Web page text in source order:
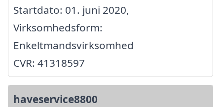
Startdato: 01. juni 2020,
Virksomhedsform:
Enkeltmandsvirksomhed
CVR: 41318597
haveservice8800